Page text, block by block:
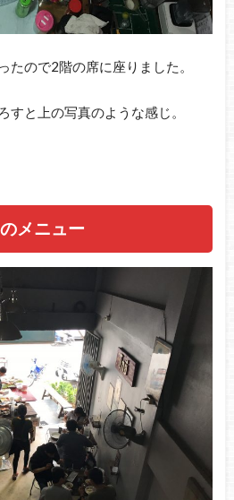
たので2階の席に座りました。
すと上の写真のような感じ。
メニュー